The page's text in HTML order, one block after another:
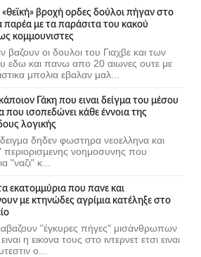
βροχή ορδες δούλοι πήγαν στο
παρέα με τα παράσιτα του κακού
κομμουνιστες
βαζουν οι δουλοι του Γιαχβε και των
εδω και πανω απο 20 αιωνες ουτε με
μπολια εβαλαν μαλ...
Γάκη που ειναι δείγμα του μέσου
που ισοπεδώνει κάθε έννοια της
λογικής
δηδεν φωστηρα νεοελληνα και
περιορισμενης νοημοσυνης που
"ναζι" κ...
εκατομμύρια που πανε και
με κτηνώδες αγρίμια κατέληξε στο
"έγκυρες πήγες" μισάνθρωπων
η εικονα τους στο ιντερνετ ετσι ειναι
ο...